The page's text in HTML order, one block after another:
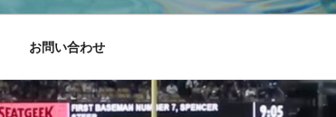
お問い合わせ